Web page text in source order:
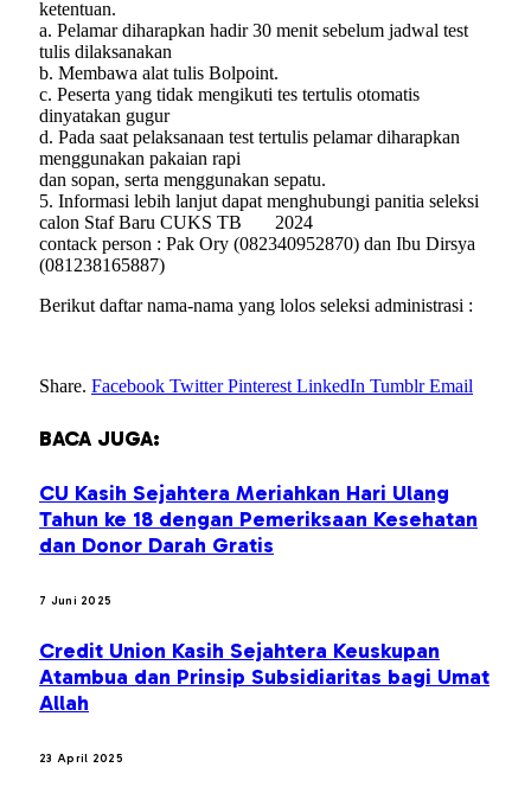
ketentuan.
a. Pelamar diharapkan hadir 30 menit sebelum jadwal test
tulis dilaksanakan
b. Membawa alat tulis Bolpoint.
c. Peserta yang tidak mengikuti tes tertulis otomatis
dinyatakan gugur
d. Pada saat pelaksanaan test tertulis pelamar diharapkan
menggunakan pakaian rapi
dan sopan, serta menggunakan sepatu.
5. Informasi lebih lanjut dapat menghubungi panitia seleksi
calon Staf Baru CUKS TB 2024
contack person : Pak Ory (082340952870) dan Ibu Dirsya
(081238165887)
Berikut daftar nama-nama yang lolos seleksi administrasi :
Share. Facebook Twitter Pinterest LinkedIn Tumblr Email
BACA JUGA:
CU Kasih Sejahtera Meriahkan Hari Ulang
Tahun ke 18 dengan Pemeriksaan Kesehatan
dan Donor Darah Gratis
7 Juni 2025
Credit Union Kasih Sejahtera Keuskupan
Atambua dan Prinsip Subsidiaritas bagi Umat
Allah
23 April 2025